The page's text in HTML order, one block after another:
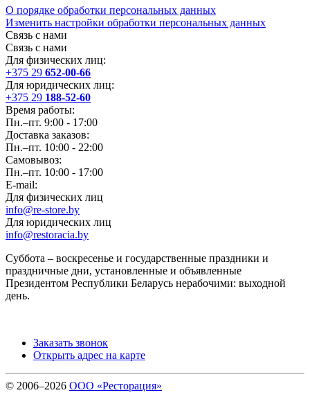
О порядке обработки персональных данных
Изменить настройки обработки персональных данных
Связь с нами
Связь с нами
Для физических лиц:
+375 29 652-00-66
Для юридических лиц:
+375 29 188-52-60
Время работы:
Пн.–пт. 9:00 - 17:00
Доставка заказов:
Пн.–пт. 10:00 - 22:00
Самовывоз:
Пн.–пт. 10:00 - 17:00
E-mail:
Для физических лиц
info@re-store.by
Для юридических лиц
info@restoracia.by
Суббота – воскресенье и государственные праздники и
праздничные дни, установленные и объявленные
Президентом Республики Беларусь нерабочими: выходной
день.
Заказать звонок
Открыть адрес на карте
© 2006–2026 ООО «Ресторация»